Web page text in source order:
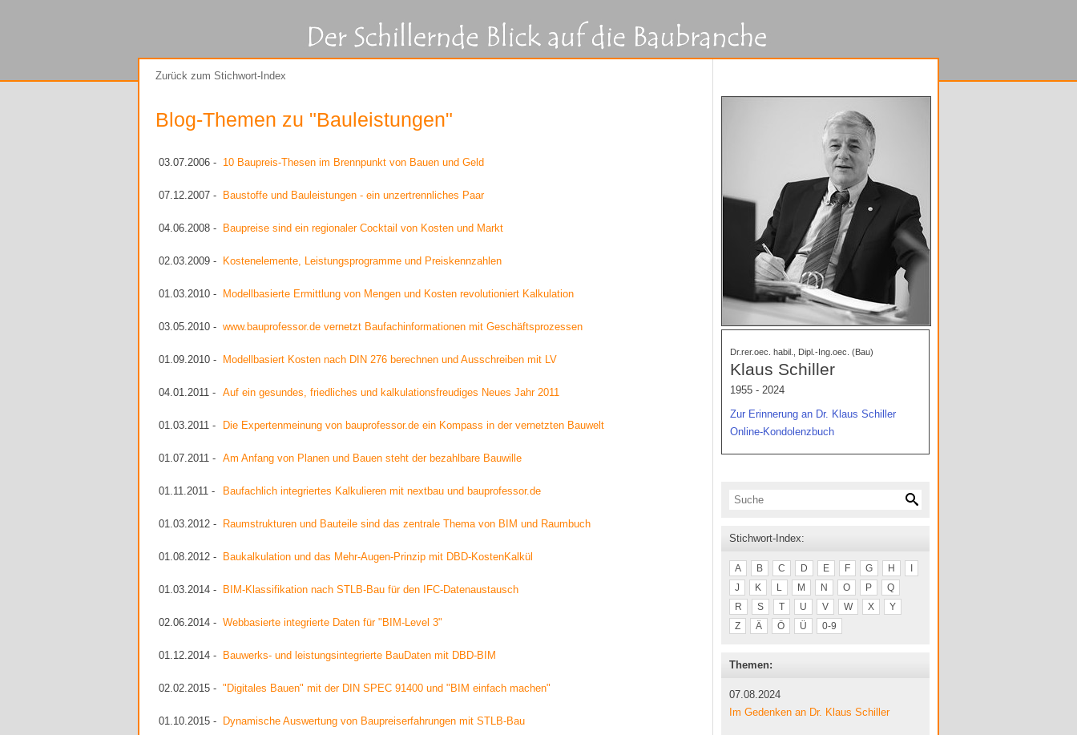
Zurück zum Stichwort-Index
Blog-Themen zu "Bauleistungen"
03.07.2006 - 10 Baupreis-Thesen im Brennpunkt von Bauen und Geld
07.12.2007 - Baustoffe und Bauleistungen - ein unzertrennliches Paar
04.06.2008 - Baupreise sind ein regionaler Cocktail von Kosten und Markt
02.03.2009 - Kostenelemente, Leistungsprogramme und Preiskennzahlen
01.03.2010 - Modellbasierte Ermittlung von Mengen und Kosten revolutioniert Kalkulation
03.05.2010 - www.bauprofessor.de vernetzt Baufachinformationen mit Geschäftsprozessen
01.09.2010 - Modellbasiert Kosten nach DIN 276 berechnen und Ausschreiben mit LV
04.01.2011 - Auf ein gesundes, friedliches und kalkulationsfreudiges Neues Jahr 2011
01.03.2011 - Die Expertenmeinung von bauprofessor.de ein Kompass in der vernetzten Bauwelt
01.07.2011 - Am Anfang von Planen und Bauen steht der bezahlbare Bauwille
01.11.2011 - Baufachlich integriertes Kalkulieren mit nextbau und bauprofessor.de
01.03.2012 - Raumstrukturen und Bauteile sind das zentrale Thema von BIM und Raumbuch
01.08.2012 - Baukalkulation und das Mehr-Augen-Prinzip mit DBD-KostenKalkül
01.03.2014 - BIM-Klassifikation nach STLB-Bau für den IFC-Datenaustausch
02.06.2014 - Webbasierte integrierte Daten für "BIM-Level 3"
01.12.2014 - Bauwerks- und leistungsintegrierte BauDaten mit DBD-BIM
02.02.2015 - "Digitales Bauen" mit der DIN SPEC 91400 und "BIM einfach machen"
01.10.2015 - Dynamische Auswertung von Baupreiserfahrungen mit STLB-Bau
Dr.rer.oec. habil., Dipl.-Ing.oec. (Bau)
Klaus Schiller
1955 - 2024
Zur Erinnerung an Dr. Klaus Schiller
Online-Kondolenzbuch
Stichwort-Index:
A B C D E F G H
J
K L M N O P
Q
R
S T U V W X
Y
Z
Ä Ö Ü 0-9
Themen:
07.08.2024
Im Gedenken an Dr. Klaus Schiller